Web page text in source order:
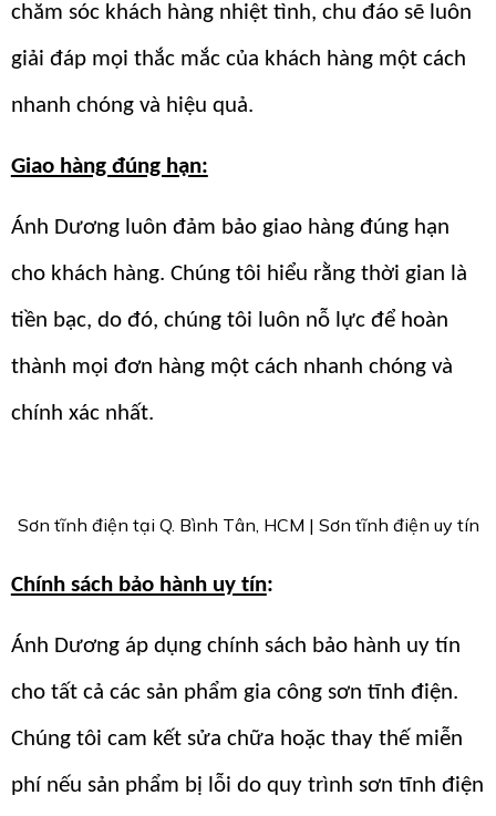
chăm sóc khách hàng nhiệt tình, chu đáo sẽ luôn
giải đáp mọi thắc mắc của khách hàng một cách
nhanh chóng và hiệu quả.
Giao hàng đúng hạn:
Ánh Dương luôn đảm bảo giao hàng đúng hạn
cho khách hàng. Chúng tôi hiểu rằng thời gian là
tiền bạc, do đó, chúng tôi luôn nỗ lực để hoàn
thành mọi đơn hàng một cách nhanh chóng và
chính xác nhất.
Sơn tĩnh điện tại Q. Bình Tân, HCM | Sơn tĩnh điện uy tín
Chính sách bảo hành uy tín:
Ánh Dương áp dụng chính sách bảo hành uy tín
cho tất cả các sản phẩm gia công sơn tĩnh điện.
Chúng tôi cam kết sửa chữa hoặc thay thế miễn
phí nếu sản phẩm bị lỗi do quy trình sơn tĩnh điện